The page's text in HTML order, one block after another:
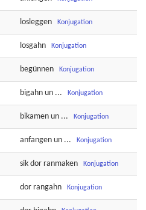
losleggen Konjugation
losgahn Konjugation
begünnen Konjugation
bigahn un ... Konjugation
bikamen un ... Konjugation
anfangen un ... Konjugation
sik dor ranmaken Konjugation
dor rangahn Konjugation